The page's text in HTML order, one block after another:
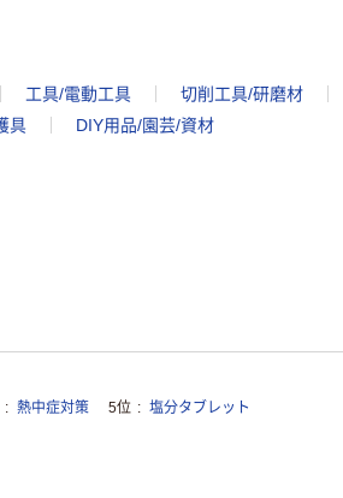
工具/電動工具
切削工具/研磨材
具 DIY用品/園芸/資材
熱中症対策 5位 塩分タブレット